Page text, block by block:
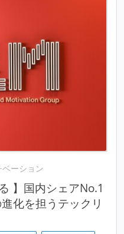
ーション
】国内シェアNo.1
化を担うテックリ